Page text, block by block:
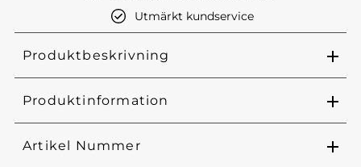
Utmärkt kundservice
Produktbeskrivning
Produktinformation
Artikel Nummer